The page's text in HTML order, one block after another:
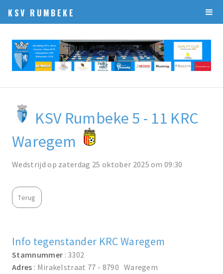
KSV RUMBEKE
KSV Rumbeke 5 - 11 KRC
Waregem
Wedstrijd op zaterdag 25 oktober 2025 om 09:30
Terug
Info tegenstander KRC Waregem
Stamnummer : 3302
Adres : Mirakelstraat 77 - 8790 Waregem